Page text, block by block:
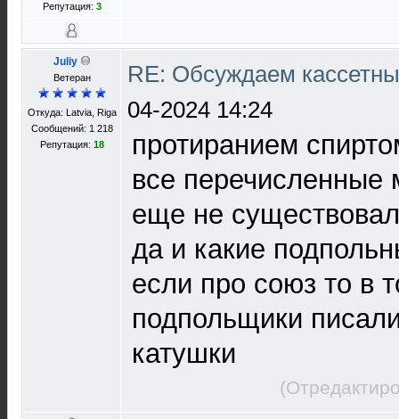
Репутация: 3
Juliy
Ветеран
Откуда: Latvia, Riga
Сообщений: 1 218
Репутация: 18
RE: Обсуждаем
04-2024 14:24
протиранием
все перечисленные
еще не
да и какие
если про союз то в
подпольщики
катушки